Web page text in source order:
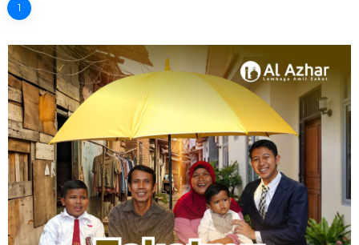
1